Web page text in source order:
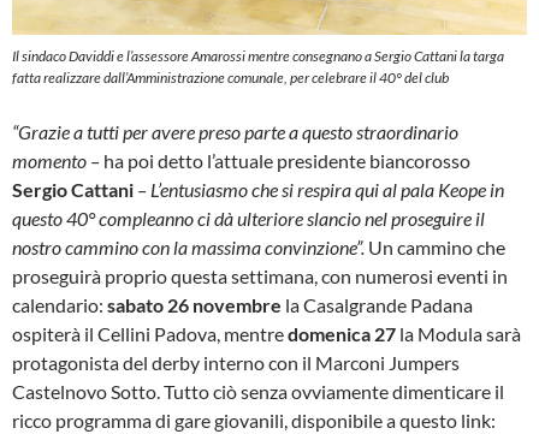
Il sindaco Daviddi e l’assessore Amarossi mentre consegnano a Sergio Cattani la targa
fatta realizzare dall’Amministrazione comunale, per celebrare il 40° del club
“Grazie a tutti per avere preso parte a questo straordinario
momento – ha poi detto l’attuale presidente biancorosso
Sergio Cattani – L’entusiasmo che si respira qui al pala Keope in
questo 40° compleanno ci dà ulteriore slancio nel proseguire il
nostro cammino con la massima convinzione”. Un cammino che
proseguirà proprio questa settimana, con numerosi eventi in
calendario: sabato 26 novembre la Casalgrande Padana
ospiterà il Cellini Padova, mentredomenica 27 la Modula sarà
protagonista del derby interno con il Marconi Jumpers
Castelnovo Sotto. Tutto ciò senza ovviamente dimenticare il
ricco programma di gare giovanili, disponibile a questo link: